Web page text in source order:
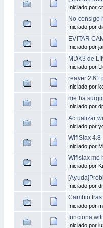
Iniciado por
No consigo
Iniciado por
EVITAR
Iniciado por
MDK3 de
Iniciado por
reaver 2:61
Iniciado por
me ha
Iniciado por
Actualizar
Iniciado por
WifiSlax 4.8
Iniciado por
Wifislax me
Iniciado por
Iniciado por
Cambio
Iniciado por
funciona
Iniciado por